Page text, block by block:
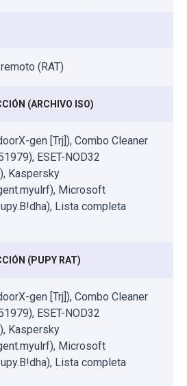
(RAT)
(ARCHIVO ISO)
gen [Trj]), Combo Cleaner
ESET-NOD32
Kaspersky
Microsoft
Lista completa
(PUPY RAT)
gen [Trj]), Combo Cleaner
ESET-NOD32
Kaspersky
Microsoft
Lista completa